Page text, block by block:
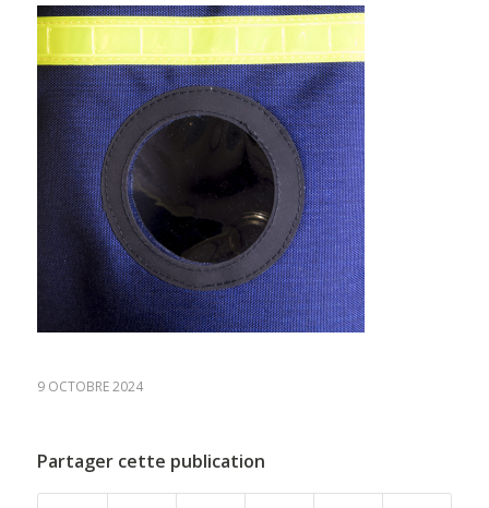
9 OCTOBRE 2024
Partager cette publication